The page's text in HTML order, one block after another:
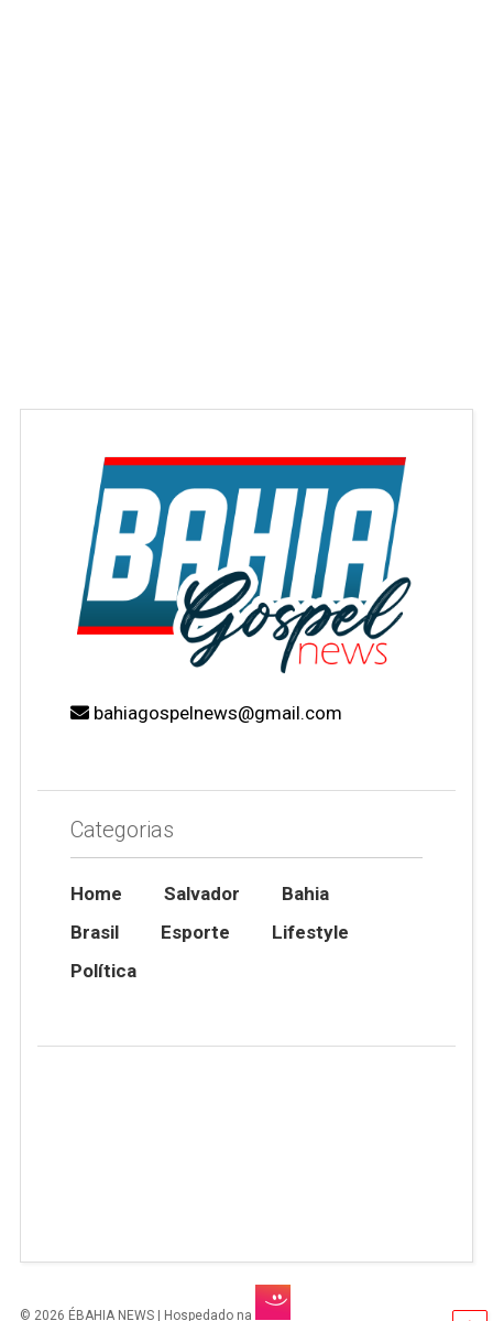
bahiagospelnews@gmail.com
Categorias
Home Salvador
Bahia
Brasil
Esporte
Lifestyle
Política
© 2026 ÉBAHIA NEWS | Hospedado na